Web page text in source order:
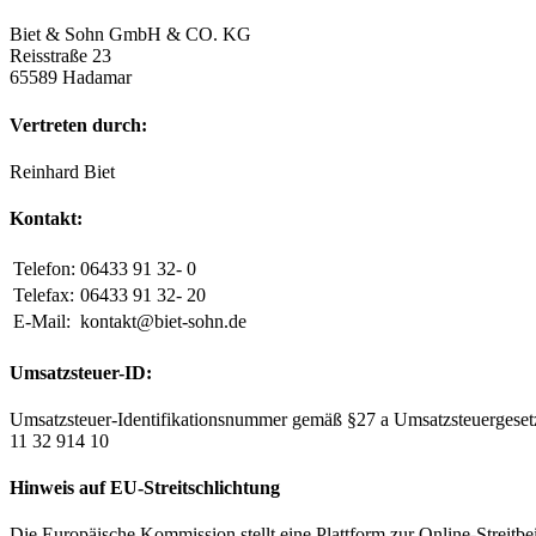
Biet & Sohn GmbH & CO. KG
Reisstraße 23
65589 Hadamar
Vertreten durch:
Reinhard Biet
Kontakt:
Telefon: 06433 91 32- 0
Telefax: 06433 91 32- 20
E-Mail: kontakt@biet-sohn.de
Umsatzsteuer-ID:
Umsatzsteuer-Identifikationsnummer gemäß §27 a
11 32 914 10
Hinweis auf EU-Streitschlichtung